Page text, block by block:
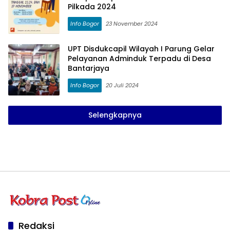
Pilkada 2024
Info Bogor 23 November 2024
UPT Disdukcapil Wilayah I Parung Gelar
Pelayanan Adminduk Terpadu di Desa
Bantarjaya
Info Bogor 20 Juli 2024
Selengkapnya
Redaksi